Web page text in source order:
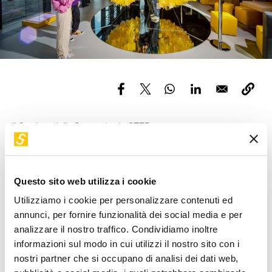
Questo sito web utilizza i cookie
Utilizziamo i cookie per personalizzare contenuti ed
annunci, per fornire funzionalità dei social media e per
analizzare il nostro traffico. Condividiamo inoltre
informazioni sul modo in cui utilizzi il nostro sito con i
nostri partner che si occupano di analisi dei dati web,
Servizi e accessibilità
Contatti
FAQ
Biglietti
Il Corriere della Sera entra in STEP.
Nell’intervista rilasciata al Corriere della Sera,
di STEP. «Questo non è il museo aziendale di Fastweb. Ma
l'obiettivo di STEP è quello di aiutare i visitatori a sviluppare la
propria conoscenza delle trasformazioni digitali in corso.
Uno spazio per un pubblico trasversale con la finalità di
renderlo più positivo e consapevole, offrendogli gli strumenti
per affrontare ciò che stiamo vivendo nella nostra vita